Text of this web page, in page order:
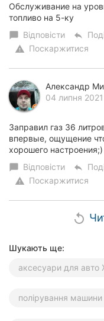
Обслуживание на
топливо на 5-ку
chat_bubble Відповісти reply
warning Поскаржитися
Александр
04 липня 2021
Заправил газ 36
впервые, ощущение
хорошего настроения;)
chat_bubble Відповісти reply
warning Поскаржитися
replay
Шукають ще:
аксесуари для
полірування